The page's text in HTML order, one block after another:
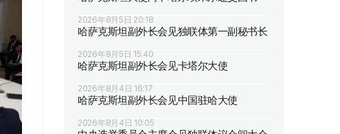
2026年8月5日 20:18
哈萨克斯坦副外长会见独联体第一副秘书长
2026年8月5日 15:40
哈萨克斯坦副外长会见卡塔尔大使
2026年8月4日 16:17
哈萨克斯坦副外长会见中国驻哈大使
2026年8月4日 10:05